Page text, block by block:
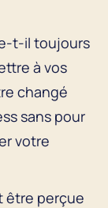
t-il toujours
à vos
changé
sans pour
votre
être perçue